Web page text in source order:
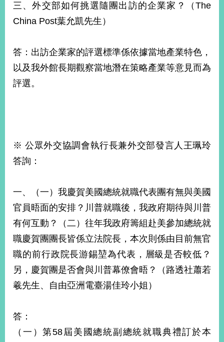
三、外交部如何挑選隨團出訪的企業家？（The
China Post葉允凱先生）
答：出訪企業家的評選標準係依據當地產業特色，
以及我外館長期觀察當地潛在策略產業等意見而為
評選。
※ 公眾外交協調會執行長兼外交部發言人王珮玲
答詢：
一、（一）我慶賀美國總統就職代表團有無與美國
官員晤面的安排？川普就職後，我政府期待與川普
有何互動？（二）往年我政府籌組赴美參加總統就
職慶賀團團長皆係立法院長，本次則係由目前無官
職的前行政院長游錫堃為代表，層級是否較低？
另，慶賀團是否會與川普幕僚會晤？（路透社蕭若
羲先生、自由亞洲電臺湯佳玲小姐）
答：
（一）第58屆美國總統副總統就職典禮訂於本